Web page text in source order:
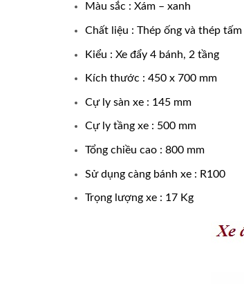
Màu sắc : Xám – xanh
Chất liệu : Thép ống và thép tấm
Kiểu : Xe đẩy 4 bánh, 2 tầng
Kích thước : 450 x 700 mm
Cự ly sàn xe : 145 mm
Cự ly tầng xe : 500 mm
Tổng chiều cao : 800 mm
Sử dụng càng bánh xe : R100
Trọng lượng xe : 17 Kg